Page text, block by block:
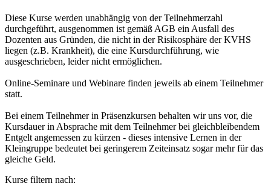
Diese Kurse werden unabhängig von der Teilnehmerzahl
durchgeführt, ausgenommen ist gemäß AGB ein Ausfall des
Dozenten aus Gründen, die nicht in der Risikosphäre der KVHS
liegen (z.B. Krankheit), die eine Kursdurchführung, wie
ausgeschrieben, leider nicht ermöglichen.
Online-Seminare und Webinare finden jeweils ab einem Teilnehmer
statt.
Bei einem Teilnehmer in Präsenzkursen behalten wir uns vor, die
Kursdauer in Absprache mit dem Teilnehmer bei gleichbleibendem
Entgelt angemessen zu kürzen - dieses intensive Lernen in der
Kleingruppe bedeutet bei geringerem Zeiteinsatz sogar mehr für das
gleiche Geld.
Kurse filtern nach: